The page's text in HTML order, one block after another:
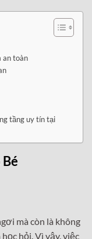
an toàn
tầng uy tín tại
mà còn là không
hỏi. Vì vậy, việc